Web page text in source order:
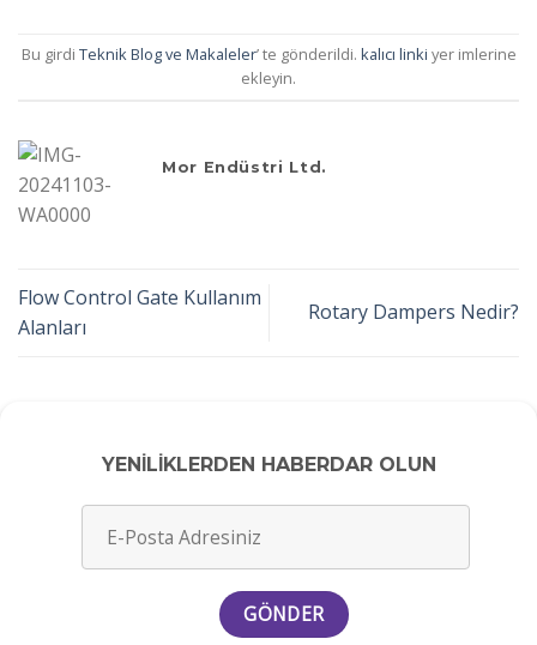
Bu girdi Teknik Blog ve Makaleler’ te gönderildi. kalıcı linki yer imlerine
ekleyin.
Mor Endüstri Ltd.
Flow Control Gate Kullanım
Alanları
Rotary Dampers Nedir?
YENİLİKLERDEN HABERDAR OLUN